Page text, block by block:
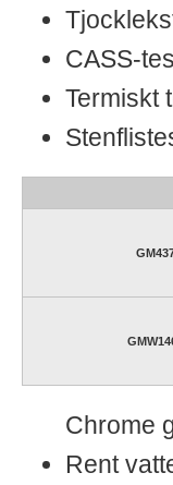
CASS-
Termiskt
Chrome
Rent